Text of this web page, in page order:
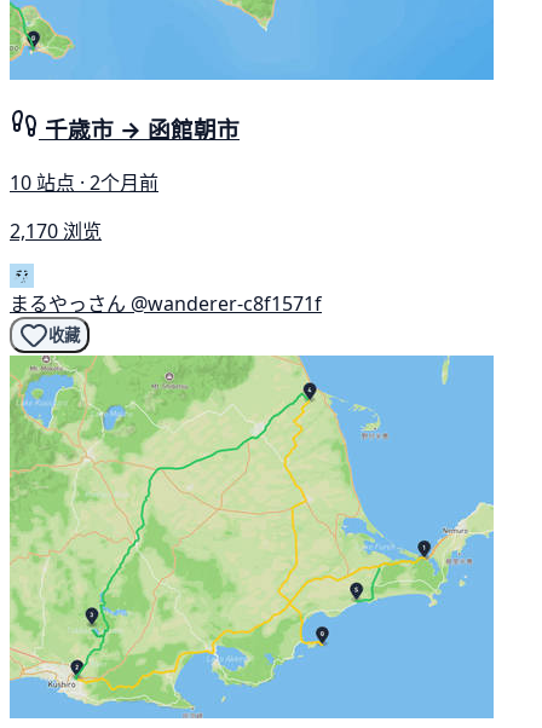
千歳市 → 函館朝市
10 站点 · 2个月前
2,170 浏览
まるやっさん @wanderer-c8f1571f
收藏